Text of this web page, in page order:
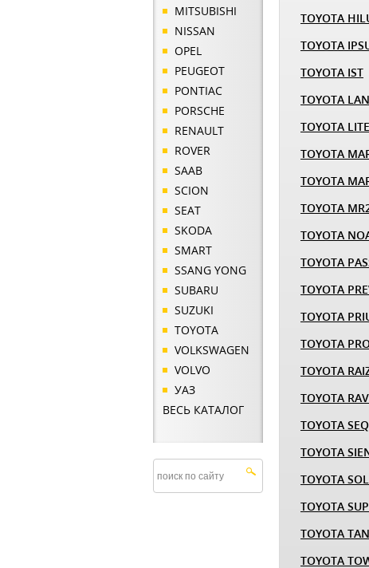
MITSUBISHI
NISSAN
OPEL
PEUGEOT
PONTIAC
PORSCHE
RENAULT
ROVER
SAAB
SCION
SEAT
SKODA
SMART
SSANG YONG
SUBARU
SUZUKI
TOYOTA
VOLKSWAGEN
VOLVO
УАЗ
ВЕСЬ КАТАЛОГ
TOYOTA
TOYOTA
TOYOTA IST
TOYOTA
TOYOTA
TOYOTA
TOYOTA
TOYOTA
TOYOTA
TOYOTA
TOYOTA
TOYOTA
TOYOTA
TOYOTA
TOYOTA
TOYOTA
TOYOTA
TOYOTA
TOYOTA
TOYOTA
TOYOTA